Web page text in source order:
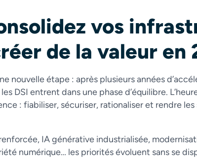
vos
de la valeur en
nouvelle étape : après plusieurs années
DSI entrent dans une phase d’équilibre.
: fiabiliser, sécuriser, rationaliser et rendre
IA générative industrialisée,
numérique… les priorités évoluent sans se